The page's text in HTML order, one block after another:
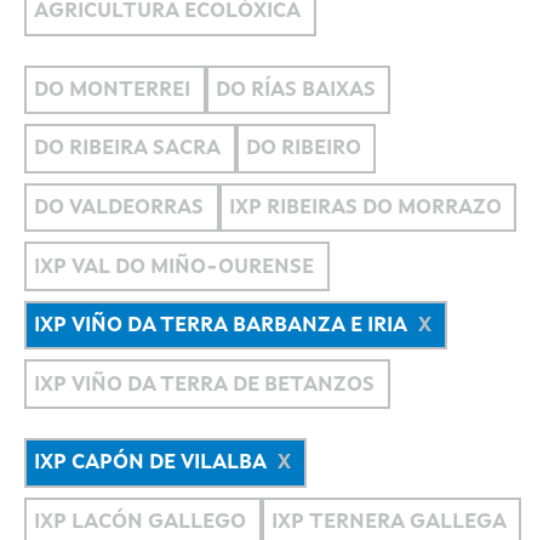
AGRICULTURA ECOLÓXICA
DO MONTERREI DO RÍAS BAIXAS
DO RIBEIRA SACRA DO RIBEIRO
DO VALDEORRAS IXP RIBEIRAS DO MORRAZO
IXP VAL DO MIÑO-OURENSE
IXP VIÑO DA TERRA BARBANZA E IRIA
IXP VIÑO DA TERRA DE BETANZOS
IXP CAPÓN DE VILALBA
IXP LACÓN GALLEGO IXP TERNERA GALLEGA